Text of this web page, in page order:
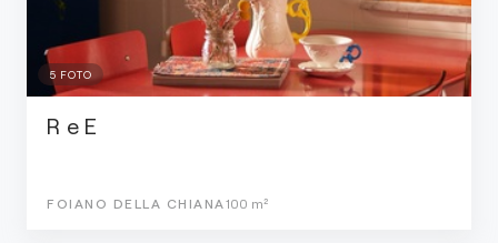
5 FOTO
R e E
FOIANO DELLA CHIANA 100 m²